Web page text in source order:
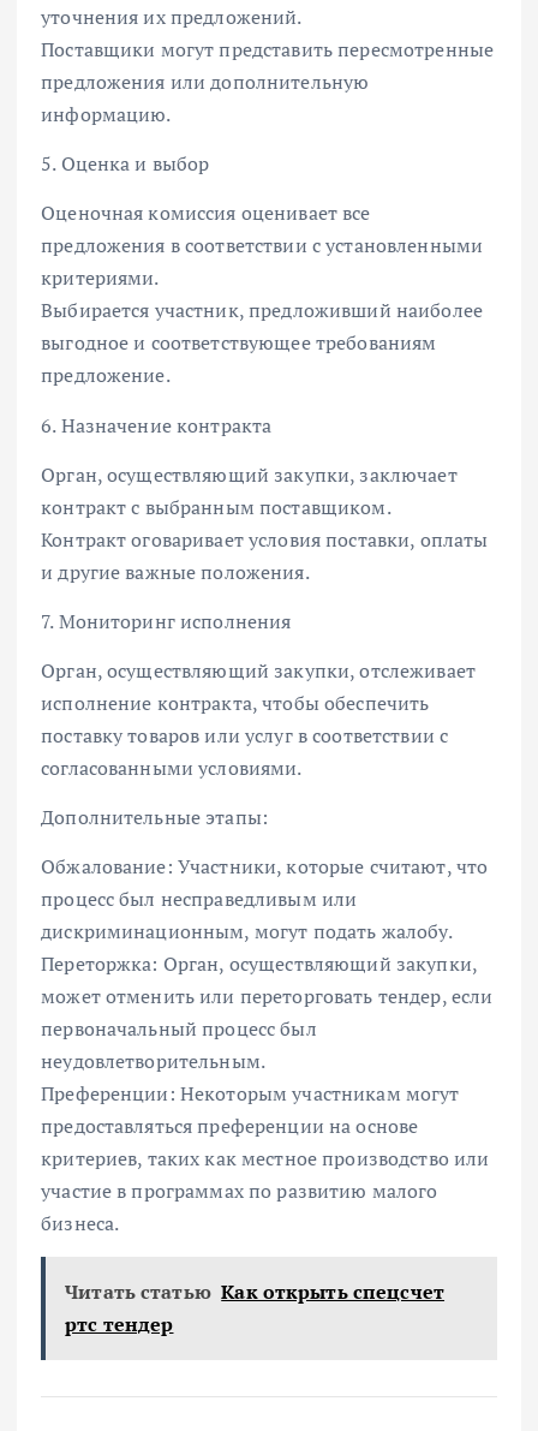
уточнения их предложений.
Поставщики могут представить пересмотренные
предложения или дополнительную
информацию.
5. Оценка и выбор
Оценочная комиссия оценивает все
предложения в соответствии с установленными
критериями.
Выбирается участник, предложивший наиболее
выгодное и соответствующее требованиям
предложение.
6. Назначение контракта
Орган, осуществляющий закупки, заключает
контракт с выбранным поставщиком.
Контракт оговаривает условия поставки, оплаты
и другие важные положения.
7. Мониторинг исполнения
Орган, осуществляющий закупки, отслеживает
исполнение контракта, чтобы обеспечить
поставку товаров или услуг в соответствии с
согласованными условиями.
Дополнительные этапы:
Обжалование: Участники, которые считают, что
процесс был несправедливым или
дискриминационным, могут подать жалобу.
Переторжка: Орган, осуществляющий закупки,
может отменить или переторговать тендер, если
первоначальный процесс был
неудовлетворительным.
Преференции: Некоторым участникам могут
предоставляться преференции на основе
критериев, таких как местное производство или
участие в программах по развитию малого
бизнеса.
Читать статью Как открыть спецсчет
ртс тендер